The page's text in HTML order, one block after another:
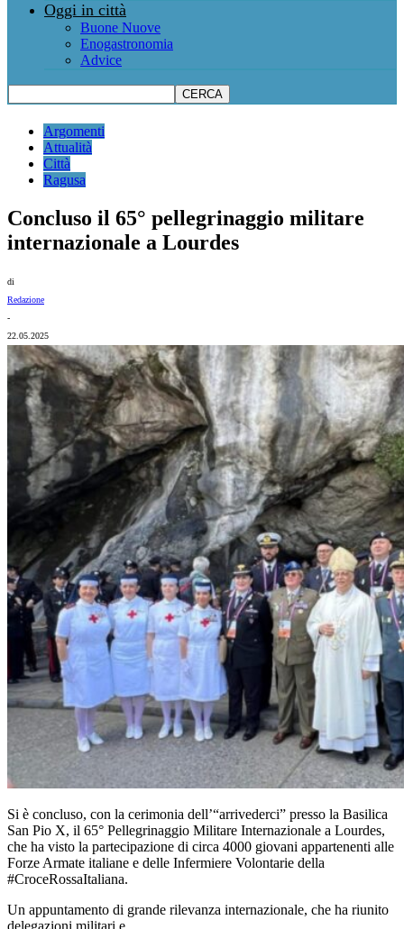
Oggi in città
Buone Nuove
Enogastronomia
Advice
Argomenti
Attualità
Città
Ragusa
Concluso il 65° pellegrinaggio militare
internazionale a Lourdes
di
Redazione
-
22.05.2025
Si è concluso, con la cerimonia dell’“arrivederci” presso la Basilica
San Pio X, il 65° Pellegrinaggio Militare Internazionale a Lourdes,
che ha visto la partecipazione di circa 4000 giovani appartenenti alle
Forze Armate italiane e delle Infermiere Volontarie della
#CroceRossaItaliana.
Un appuntamento di grande rilevanza internazionale, che ha riunito
delegazioni militari e